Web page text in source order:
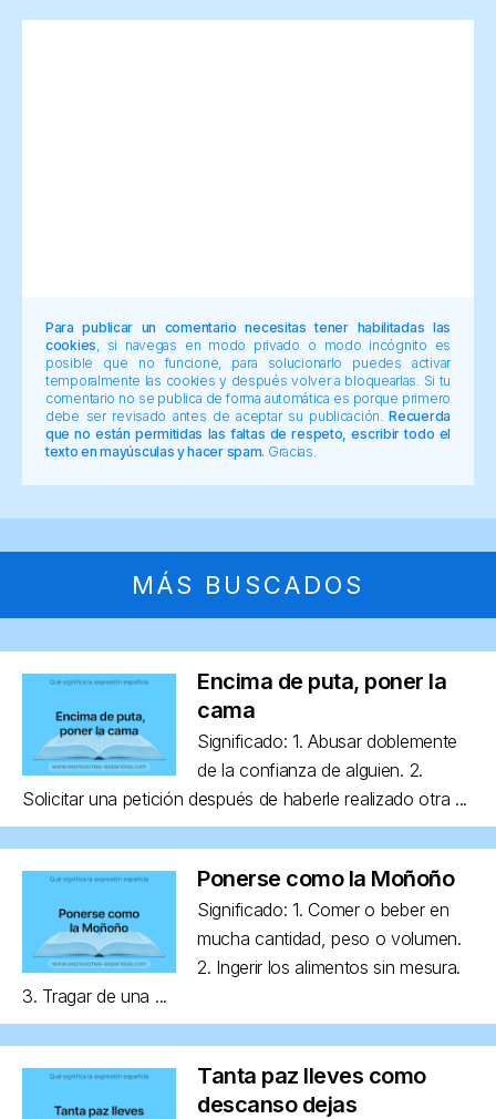
Para publicar un comentario necesitas tener habilitadas las
cookies , si navegas en modo privado o modo incógnito es
posible que no funcione, para solucionarlo puedes activar
temporalmente las cookies y después volver a bloquearlas. Si tu
comentario no se publica de forma automática es porque primero
debe ser revisado antes de aceptar su publicación.Recuerda
que no están permitidas las faltas de respeto, escribir todo el
texto en mayúsculas y hacer spam. Gracias.
MÁS BUSCADOS
Encima de puta, poner la
cama
Significado: 1. Abusar doblemente
de la confianza de alguien. 2.
Solicitar una petición después de haberle realizado otra ...
Ponerse como la Moñoño
Significado: 1. Comer o beber en
mucha cantidad, peso o volumen.
2. Ingerir los alimentos sin mesura.
3. Tragar de una ...
Tanta paz lleves como
descanso dejas